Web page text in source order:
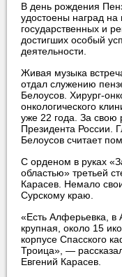
В день рождения
удостоены наград
государственных и
достигших особый
деятельности.
Живая музыка
отдал служению
Белоусов. Хирург-
онкологического
уже 22 года. За свою
Президента России.
Белоусов считает
С орденом в руках
областью» третьей
Карасев. Немало
Сурскому краю.
«Есть Алферьевка, в
крупная, около 15
корпусе Спасского
Троица», —
Евгений Карасев.